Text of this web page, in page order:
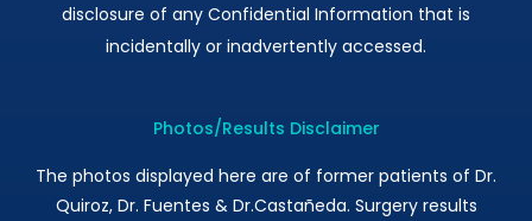
disclosure of any Confidential Information that is
incidentally or inadvertently accessed.
Photos/Results Disclaimer
The photos displayed here are of former patients of Dr.
Quiroz, Dr. Fuentes & Dr.Castañeda. Surgery results